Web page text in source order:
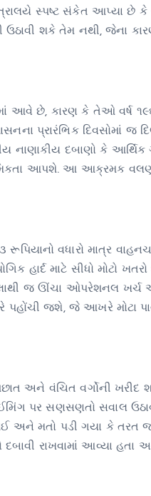
સ્પષ્ટ સંકેત આપ્યા છે કે
શકે તેમ નથી, જેના
આવે છે, કારણ કે તેઓ વર્ષ
પ્રારંભિક દિવસોમાં જ
નાણાકીય દબાણો કે આર્થિક
આપશે. આ આક્રમક
વધારો માત્ર
હાર્દ માટે સીધો મોટો ખતરો
જ ઊંચા ઓપરેશનલ ખર્ચ
પહોંચી જશે, જે આખરે મોટા
અને વંચિત વર્ગોની ખરીદ
પર સણસણતો સવાલ
થઈ અને મતો પડી ગયા કે
રાખવામાં આવ્યા હતા